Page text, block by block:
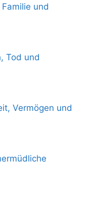
und
Tod und
Vermögen und